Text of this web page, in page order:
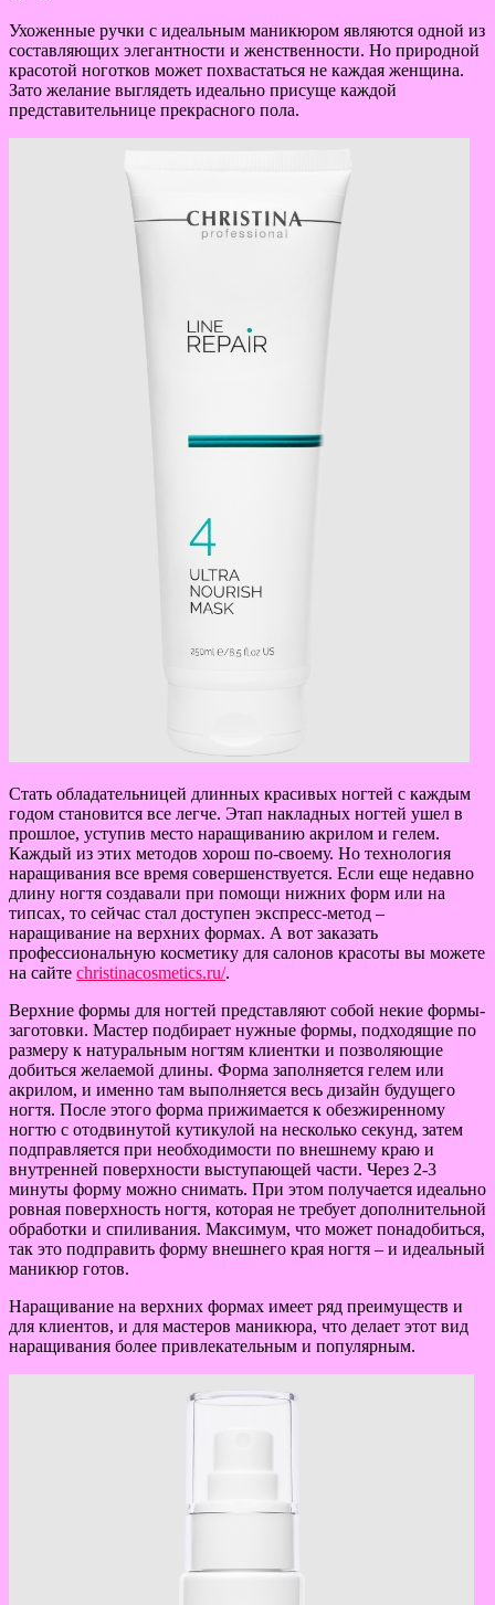
Ухоженные ручки с идеальным маникюром являются одной из
составляющих элегантности и женственности. Но природной
красотой ноготков может похвастаться не каждая женщина.
Зато желание выглядеть идеально присуще каждой
представительнице прекрасного пола.
Стать обладательницей длинных красивых ногтей с каждым
годом становится все легче. Этап накладных ногтей ушел в
прошлое, уступив место наращиванию акрилом и гелем.
Каждый из этих методов хорош по-своему. Но технология
наращивания все время совершенствуется. Если еще недавно
длину ногтя создавали при помощи нижних форм или на
типсах, то сейчас стал доступен экспресс-метод –
наращивание на верхних формах. А вот заказать
профессиональную косметику для салонов красоты вы можете
на сайте christinacosmetics.ru/.
Верхние формы для ногтей представляют собой некие формы-
заготовки. Мастер подбирает нужные формы, подходящие по
размеру к натуральным ногтям клиентки и позволяющие
добиться желаемой длины. Форма заполняется гелем или
акрилом, и именно там выполняется весь дизайн будущего
ногтя. После этого форма прижимается к обезжиренному
ногтю с отодвинутой кутикулой на несколько секунд, затем
подправляется при необходимости по внешнему краю и
внутренней поверхности выступающей части. Через 2-3
минуты форму можно снимать. При этом получается идеально
ровная поверхность ногтя, которая не требует дополнительной
обработки и спиливания. Максимум, что может понадобиться,
так это подправить форму внешнего края ногтя – и идеальный
маникюр готов.
Наращивание на верхних формах имеет ряд преимуществ и
для клиентов, и для мастеров маникюра, что делает этот вид
наращивания более привлекательным и популярным.